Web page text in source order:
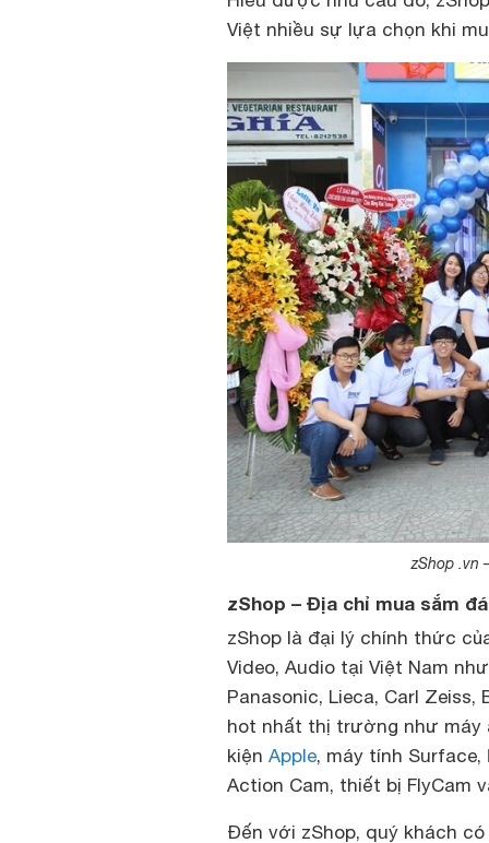
Việt nhiều sự lựa chọn khi
zShop .vn
zShop – Địa chỉ mua sắm
zShop là đại lý chính thức
Video, Audio tại Việt Nam
Panasonic, Lieca, Carl
hot nhất thị trường như máy
kiện Apple, máy tính Surface,
Action Cam, thiết bị FlyCam
Đến với zShop, quý khách